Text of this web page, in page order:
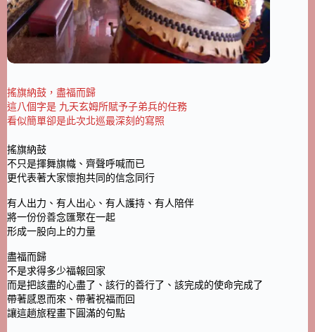
搖旗納鼓，盡福而歸
這八個字是 九天玄姆所賦予子弟兵的任務
看似簡單卻是此次北巡最深刻的寫照
搖旗納鼓
不只是揮舞旗幟、齊聲呼喊而已
更代表著大家懷抱共同的信念同行
有人出力、有人出心、有人護持、有人陪伴
將一份份善念匯聚在一起
形成一股向上的力量
盡福而歸
不是求得多少福報回家
而是把該盡的心盡了、該行的善行了、該完成的使命完成了
帶著感恩而來、帶著祝福而回
讓這趟旅程畫下圓滿的句點